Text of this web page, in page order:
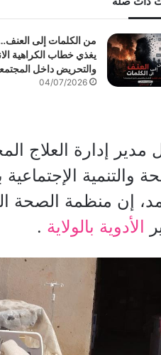
من الكلمات إلى
يغذي خطاب الكراهية
والتحريض داخل
04/07/2026
مدير إدارة العلاج
والتنمية
إن منظمة الصحة
الأدوية بالولاية .